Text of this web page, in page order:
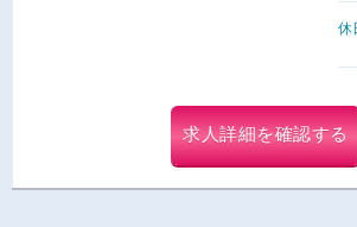
休
求人詳細を確認する